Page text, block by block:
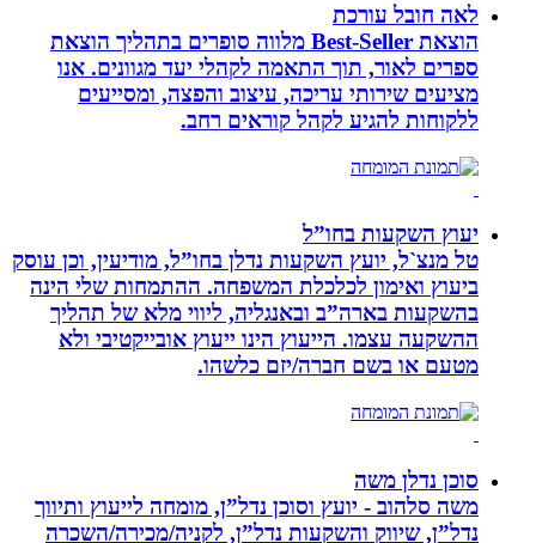
לאה חובל עורכת
הוצאת Best-Seller מלווה סופרים בתהליך הוצאת
ספרים לאור, תוך התאמה לקהלי יעד מגוונים. אנו
מציעים שירותי עריכה, עיצוב והפצה, ומסייעים
ללקוחות להגיע לקהל קוראים רחב.
יעוץ השקעות בחו”ל
טל מנצ`ל, יועץ השקעות נדלן בחו”ל, מודיעין, וכן עוסק
ביעוץ ואימון לכלכלת המשפחה. ההתמחות שלי הינה
בהשקעות בארה”ב ובאנגליה, ליווי מלא של תהליך
ההשקעה עצמו. הייעוץ הינו ייעוץ אובייקטיבי ולא
מטעם או בשם חברה/יזם כלשהו.
סוכן נדלן משה
משה סלהוב - יועץ וסוכן נדל”ן, מומחה לייעוץ ותיווך
נדל”ן, שיווק והשקעות נדל”ן, לקניה/מכירה/השכרה